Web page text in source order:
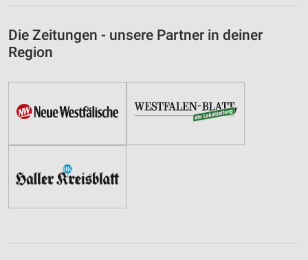
Die Zeitungen - unsere Partner in deiner
Region